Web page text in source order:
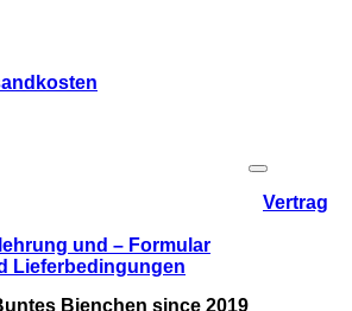
und – Formular
Lieferbedingungen
Bienchen since 2019
Vertrag